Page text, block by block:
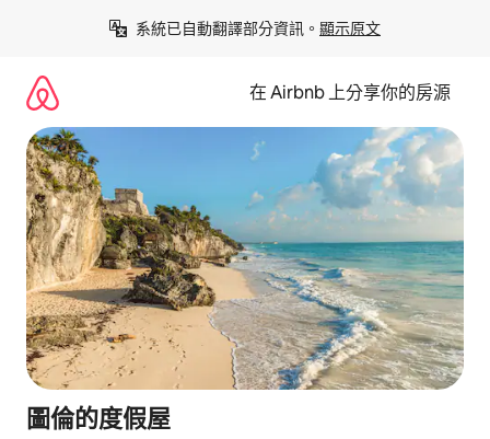
系統已自動翻譯部分資訊。 顯示原文
在 Airbnb 上分享你的房源
圖倫的度假屋